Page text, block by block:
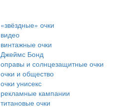
«звёздные» очки
видео
винтажные очки
Джеймс Бонд
оправы и солнцезащитные очки
очки и общество
очки унисекс
рекламные кампании
титановые очки